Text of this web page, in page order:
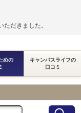
だきました。
めの
キャンパスライフの
口コミ